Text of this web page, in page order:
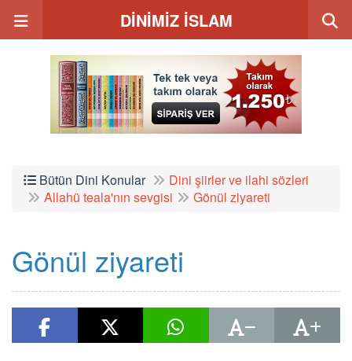
DİNİMİZ İSLAM
Bütün Dini Konular
Dini şiirler ve ilahi sözleri
Allahü teala'nın sevgisi
Gönül ziyareti
Gönül ziyareti